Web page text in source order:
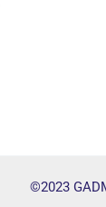
©2023